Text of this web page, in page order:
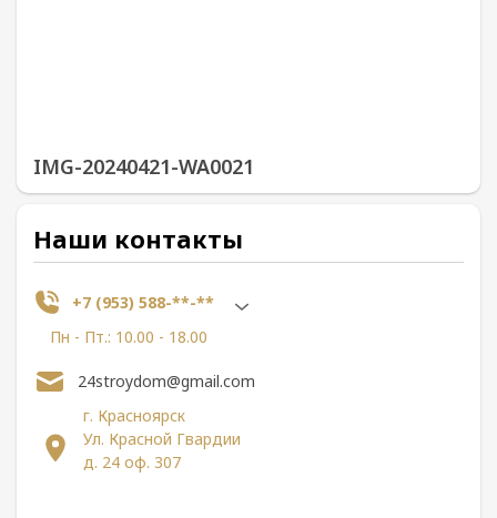
IMG-20240421-WA0021
Наши контакты
+7 (953) 588-**-**
Пн - Пт.: 10.00 - 18.00
г. Красноярск
Ул. Красной Гвардии
д. 24 оф. 307
24stroydom@gmail.com